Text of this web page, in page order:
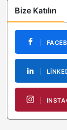
Bize Katılın